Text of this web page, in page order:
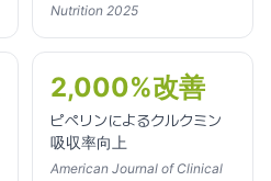
Nutrition 2025
2,000%改善
ピペリンによるクルクミン
吸収率向上
American Journal of Clinical